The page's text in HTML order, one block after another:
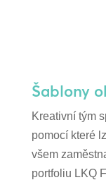
Šablony
Kreativní tým
pomocí které
všem
portfoliu LKQ